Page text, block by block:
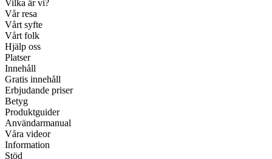
Vilka är vi?
Vår resa
Vårt syfte
Vårt folk
Hjälp oss
Platser
Innehåll
Gratis innehåll
Erbjudande priser
Betyg
Produktguider
Användarmanual
Våra videor
Information
Stöd